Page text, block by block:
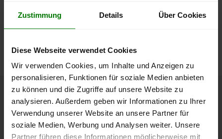
Zustimmung Details Über Cookies
Diese Webseite verwendet Cookies
Wir verwenden Cookies, um Inhalte und Anzeigen zu
personalisieren, Funktionen für soziale Medien anbieten
zu können und die Zugriffe auf unsere Website zu
analysieren. Außerdem geben wir Informationen zu Ihrer
Verwendung unserer Website an unsere Partner für
soziale Medien, Werbung und Analysen weiter. Unsere
Partner führen diese Informationen möglicherweise mit
Die aktuelle Preisentwicklung für Holzpellets in Österreich
nachvollziehen.
Höchst- und Tiefststände der
Pelletspreise in St. Peter am
Kammersberg